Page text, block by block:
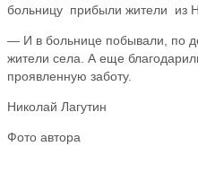
больницу прибыли жители из
— И в больнице побывали, по
жители села. А еще
проявленную заботу.
Николай Лагутин
Фото автора